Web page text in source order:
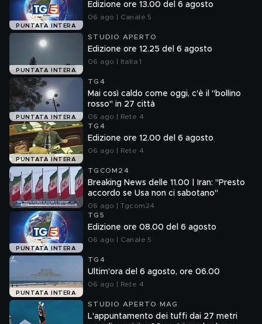
PUNTATA INTERA
Edizione ore 13.00 del 6 agosto
06 ago | Canale 5
PUNTATA INTERA
STUDIO APERTO
Edizione ore 12.25 del 6 agosto
06 ago | Italia 1
PUNTATA INTERA
TG4
Mai così caldo come oggi, c'è il "bollino
rosso" in 27 città
06 ago | Rete 4
PUNTATA INTERA
TG4
Edizione ore 12.00 del 6 agosto
06 ago | Rete 4
TGCOM24
Breaking News delle 11.00 | Iran: "Presto
accordo se Usa non ci sabotano"
06 ago | Tgcom24
PUNTATA INTERA
TG5
Edizione ore 08.00 del 6 agosto
06 ago | Canale 5
PUNTATA INTERA
TG4
Ultim'ora del 6 agosto, ore 06.00
06 ago | Rete 4
STUDIO APERTO MAG
L'appuntamento dei tuffi dai 27 metri